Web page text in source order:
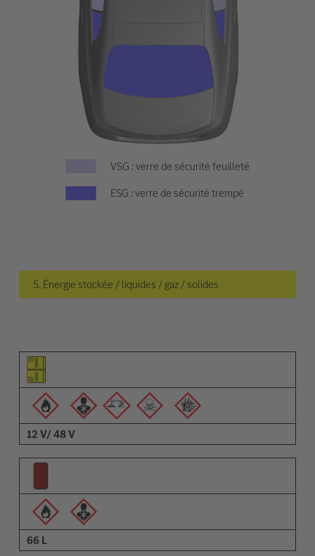
VSG : verre de sécurité feuilleté
ESG : verre de sécurité trempé
5. Énergie stockée / liquides / gaz / solides
Pictogramme de l'élément
Pictogrammes des avertissements
Description
12 V/ 48 V
66 L